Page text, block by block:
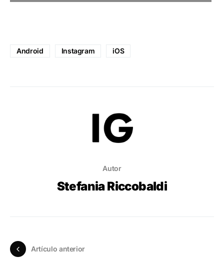
Android Instagram iOS
Autor
Stefania Riccobaldi
Artículo anterior